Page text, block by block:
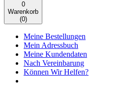
0
Warenkorb
(0)
Meine Bestellungen
Mein Adressbuch
Meine Kundendaten
Nach Vereinbarung
Können Wir Helfen?